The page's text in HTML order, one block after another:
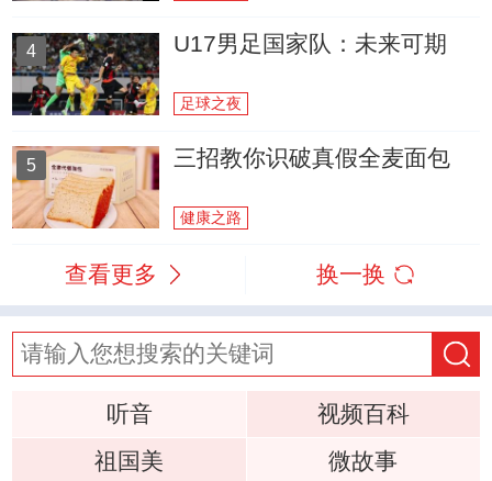
4 U17男足国家队：未来可期
足球之夜
5 三招教你识破真假全麦面包
健康之路
查看更多 换一换
听音
视频百科
祖国美
微故事